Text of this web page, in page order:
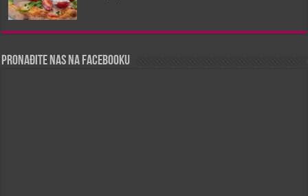
Pronađite nas na Facebooku